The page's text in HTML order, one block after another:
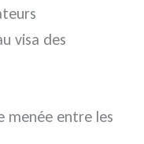
visa des
menée entre les